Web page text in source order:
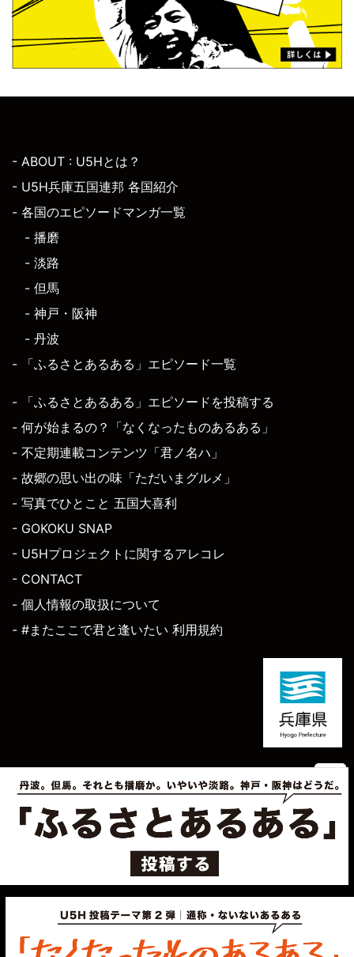
- ABOUT : U5Hとは？
- U5H兵庫五国連邦 各国紹介
- 各国のエピソードマンガ一覧
- 播磨
- 淡路
- 但馬
- 神戸・阪神
- 丹波
- 「ふるさとあるある」エピソード一覧
- 「ふるさとあるある」エピソードを投稿する
- 何が始まるの？「なくなったものあるある」
- 不定期連載コンテンツ「君ノ名ハ」
- 故郷の思い出の味「ただいまグルメ」
- 写真でひとこと 五国大喜利
- GOKOKU SNAP
- U5Hプロジェクトに関するアレコレ
- CONTACT
- 個人情報の取扱について
- #またここで君と逢いたい 利用規約